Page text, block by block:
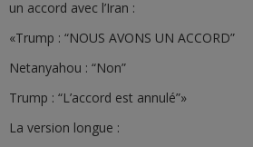
un accord avec l’Iran :
«Trump : “NOUS AVONS UN ACCORD”
Netanyahou : “Non”
Trump : “L’accord est annulé”»
La version longue :